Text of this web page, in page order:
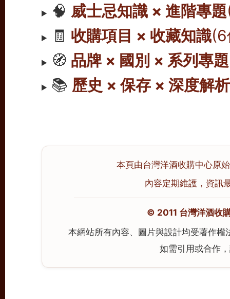
🧠 威士忌知識 × 進階專題
🧾 收購項目 × 收藏知識
🧭 品牌 × 國別 × 系列專題
📚 歷史 × 保存 × 深度解析
本頁由台灣洋酒收購中心原
內容定期維護，資訊
© 2011 台灣洋酒收
本網站所有內容、圖片與設計均受著作
如需引用或合作